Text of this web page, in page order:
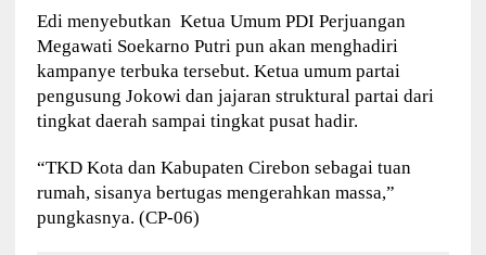
Edi menyebutkan Ketua Umum PDI Perjuangan
Megawati Soekarno Putri pun akan menghadiri
kampanye terbuka tersebut. Ketua umum partai
pengusung Jokowi dan jajaran struktural partai dari
tingkat daerah sampai tingkat pusat hadir.
“TKD Kota dan Kabupaten Cirebon sebagai tuan
rumah, sisanya bertugas mengerahkan massa,”
pungkasnya. (CP-06)